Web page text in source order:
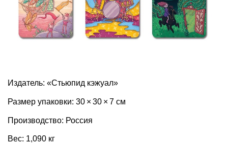
Издатель: «Стьюпид кэжуал»
Размер упаковки: 30 × 30 × 7 см
Производство: Россия
Вес: 1,090 кг